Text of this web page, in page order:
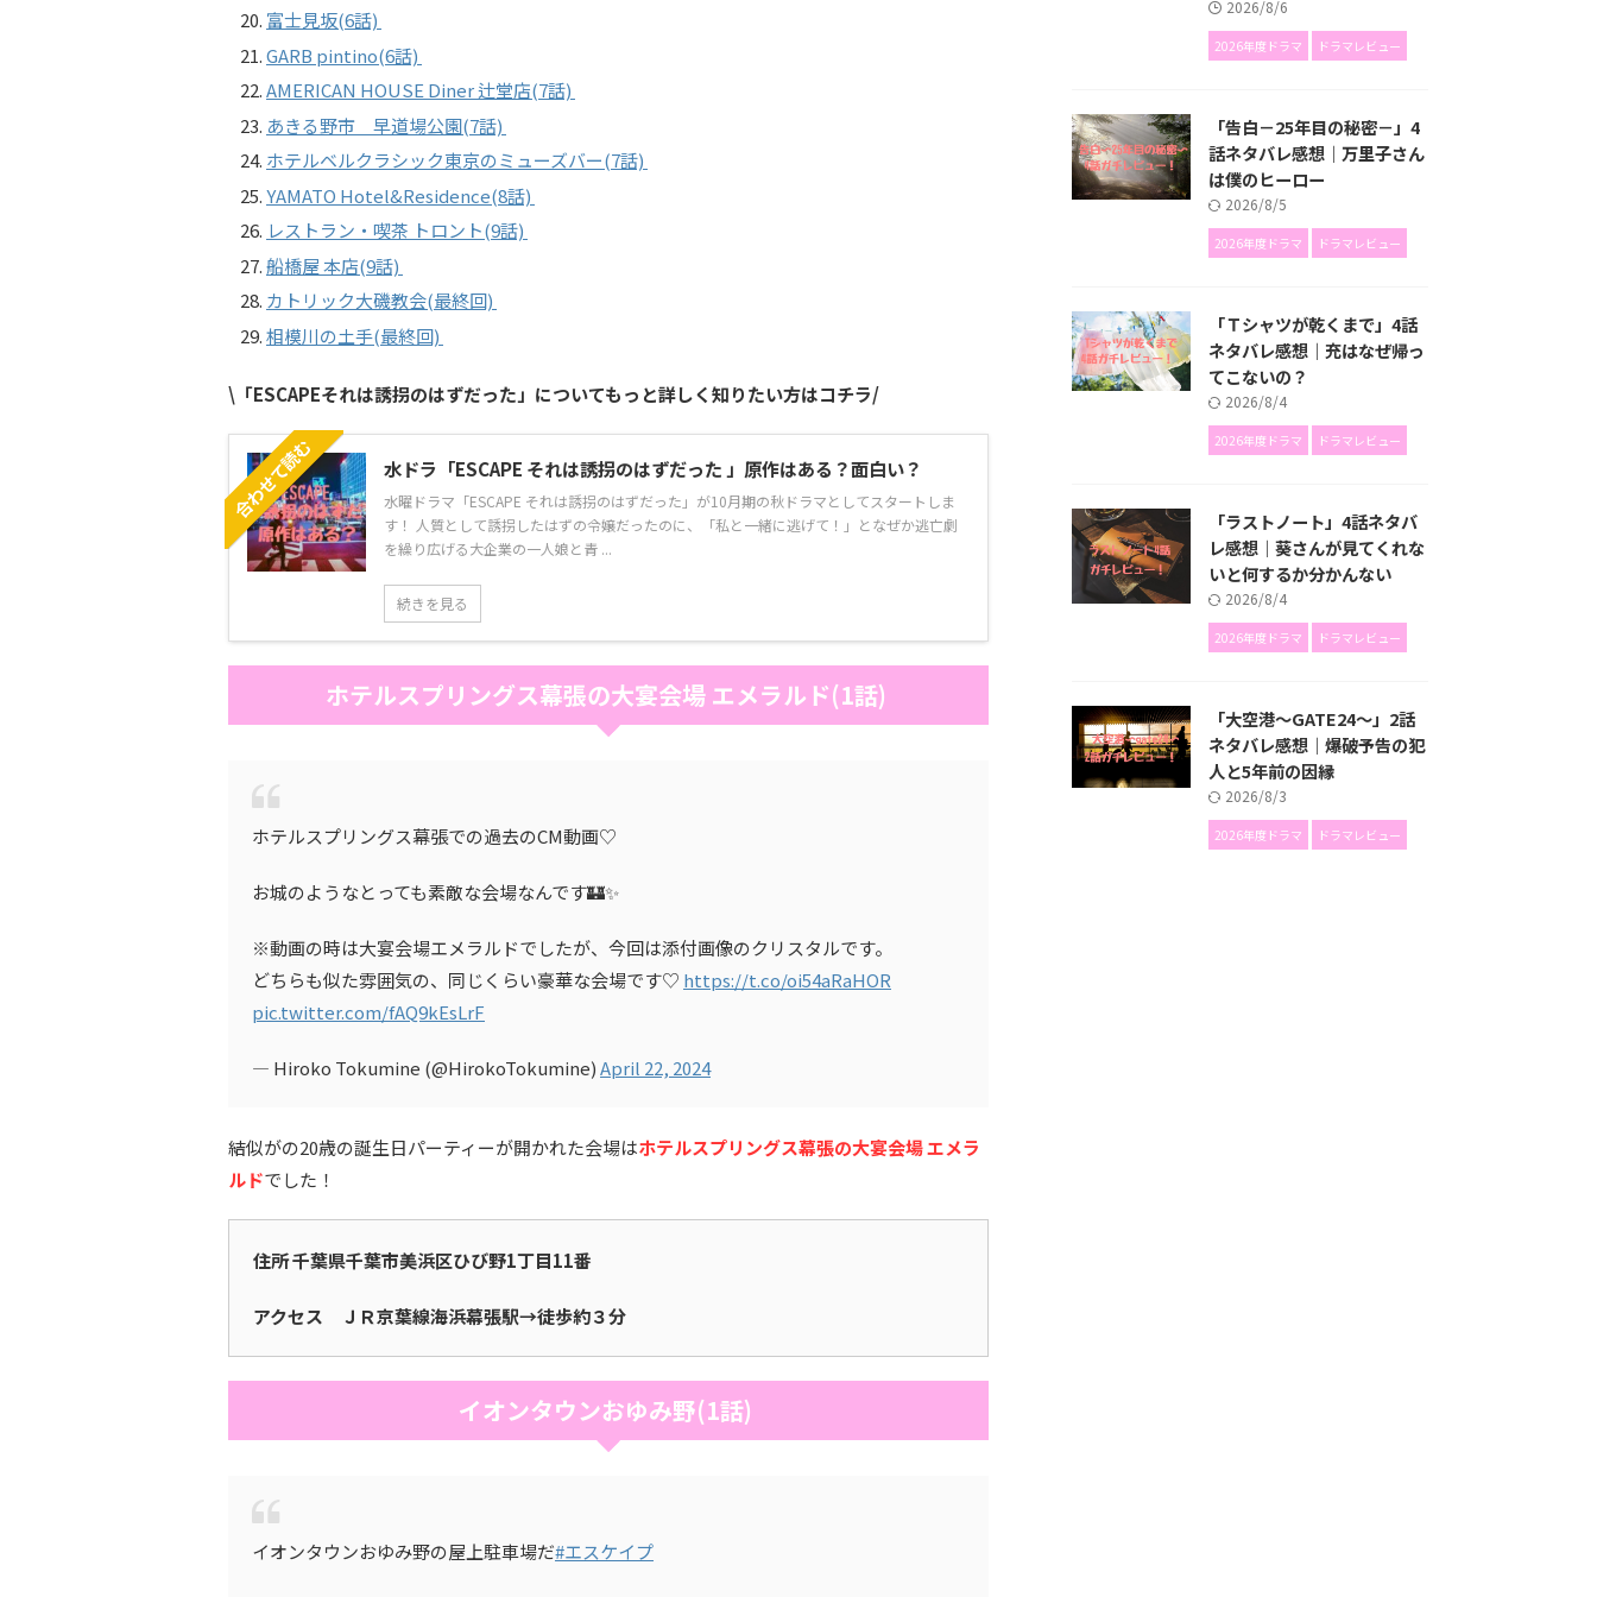
富士見坂(6話)
GARB pintino(6話)
AMERICAN HOUSE Diner 辻堂店(7話)
あきる野市 早道場公園(7話)
ホテルベルクラシック東京のミューズバー(7話)
YAMATO Hotel&Residence(8話)
レストラン・喫茶 トロント(9話)
船橋屋 本店(9話)
カトリック大磯教会(最終回)
相模川の土手(最終回)
\「ESCAPEそれは誘拐のはずだった」についてもっと詳しく知りたい方はコチラ/
合わせて読む 水ドラ「ESCAPE それは誘拐のはずだった 」原作はある？面白い？
水曜ドラマ「ESCAPE それは誘拐のはずだった」が10月期の秋ドラマとしてスタートしま
す！ 人質として誘拐したはずの令嬢だったのに、「私と一緒に逃げて！」となぜか逃亡劇
を繰り広げる大企業の一人娘と青 ...
続きを見る
ホテルスプリングス幕張の大宴会場 エメラルド(1話)
ホテルスプリングス幕張での過去のCM動画♡
お城のようなとっても素敵な会場なんです🏰✨
※動画の時は大宴会場エメラルドでしたが、今回は添付画像のクリスタルです。
どちらも似た雰囲気の、同じくらい豪華な会場です♡ https://t.co/oi54aRaHOR
pic.twitter.com/fAQ9kEsLrF
— Hiroko Tokumine (@HirokoTokumine)April 22, 2024
結似がの20歳の誕生日パーティーが開かれた会場はホテルスプリングス幕張の大宴会場 エメラ
ルドでした！
住所 千葉県千葉市美浜区ひび野1丁目11番
アクセス ＪＲ京葉線海浜幕張駅→徒歩約３分
イオンタウンおゆみ野(1話)
イオンタウンおゆみ野の屋上駐車場だ#エスケイプ
2026/8/6
2026年度ドラマ ドラマレビュー
「告白－25年目の秘密－」4
話ネタバレ感想｜万里子さん
は僕のヒーロー
2026/8/5
2026年度ドラマ ドラマレビュー
「Ｔシャツが乾くまで」4話
ネタバレ感想｜充はなぜ帰っ
てこないの？
2026/8/4
2026年度ドラマ ドラマレビュー
「ラストノート」4話ネタバ
レ感想｜葵さんが見てくれな
いと何するか分かんない
2026/8/4
2026年度ドラマ ドラマレビュー
「大空港～GATE24～」2話
ネタバレ感想｜爆破予告の犯
人と5年前の因縁
2026/8/3
2026年度ドラマ ドラマレビュー